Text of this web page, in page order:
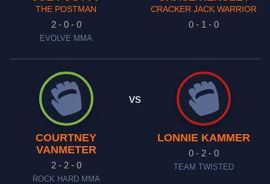
THE POSTMAN
2 - 0 - 0
EVOLVE MMA
CRACKER JACK WARRIOR
0 - 1 - 0
COURTNEY
VANMETER
2 - 2 - 0
ROCK HARD MMA
vs
LONNIE KAMMER
0 - 2 - 0
TEAM TWISTED